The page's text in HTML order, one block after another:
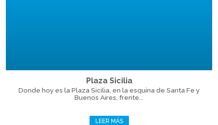
Plaza Sicilia
Donde hoy es la Plaza Sicilia, en la esquina de Santa Fe y
Buenos Aires, frente...
LEER MÁS